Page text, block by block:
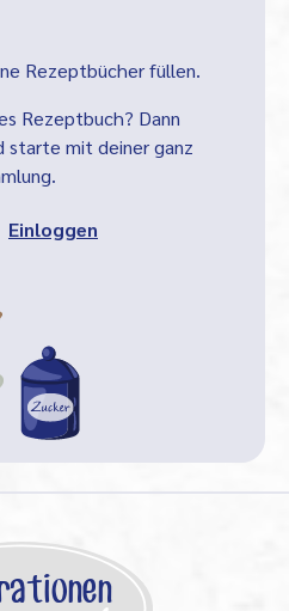
Rezeptbücher füllen.
Rezeptbuch? Dann
mit deiner ganz
Einloggen